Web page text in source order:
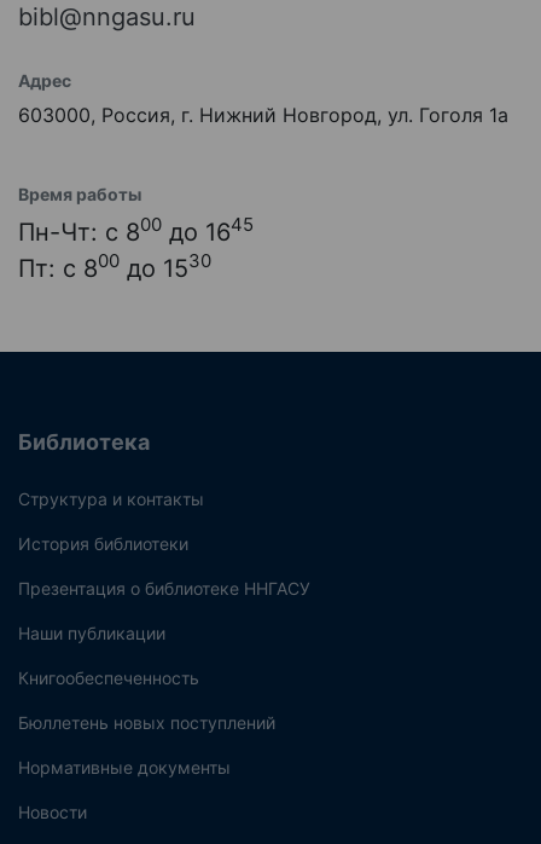
bibl@nngasu.ru
Адрес
603000, Россия, г. Нижний Новгород, ул. Гоголя 1а
Время работы
Пн-Чт: с 800 до 1645
Пт: с 800 до 1530
Библиотека
Структура и контакты
История библиотеки
Презентация о библиотеке ННГАСУ
Наши публикации
Книгообеспеченность
Бюллетень новых поступлений
Нормативные документы
Новости